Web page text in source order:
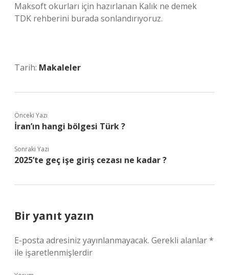
Maksoft okurları için hazırlanan Kalık ne demek
TDK rehberini burada sonlandırıyoruz.
Tarih: Makaleler
Önceki Yazı
İran’ın hangi bölgesi Türk ?
Sonraki Yazı
2025’te geç işe giriş cezası ne kadar ?
Bir yanıt yazın
E-posta adresiniz yayınlanmayacak. Gerekli alanlar*
ile işaretlenmişlerdir